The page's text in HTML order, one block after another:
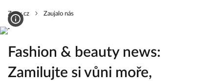
Zeny.cz Zaujalo nás
Fashion & beauty news:
Zamilujte si vůni moře,